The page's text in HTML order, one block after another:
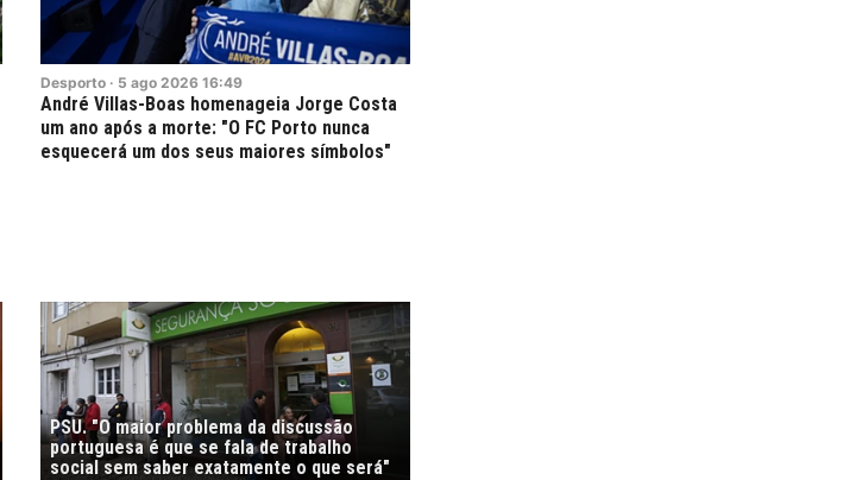
Desporto · 5 ago 2026 16:49
André Villas-Boas homenageia Jorge Costa
um ano após a morte: "O FC Porto nunca
esquecerá um dos seus maiores símbolos"
PSU. "O maior problema da discussão
portuguesa é que se fala de trabalho
social sem saber exatamente o que será"